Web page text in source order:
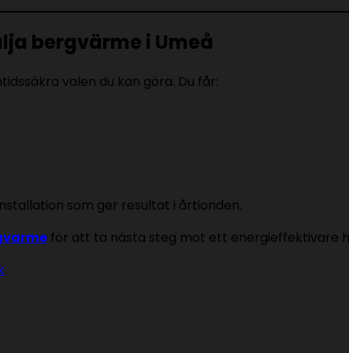
bergvärme i Umeå
valen du kan göra. Du får:
som ger resultat i årtionden.
för att ta nästa steg mot ett energieffektivare
.